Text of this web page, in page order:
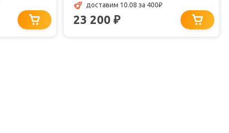
доставим 10.08 за 400₽
23 200 ₽